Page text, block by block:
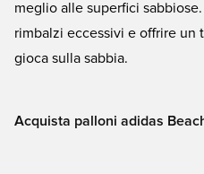
meglio alle superfici
rimbalzi eccessivi e offrire un
gioca sulla sabbia.
Acquista palloni adidas